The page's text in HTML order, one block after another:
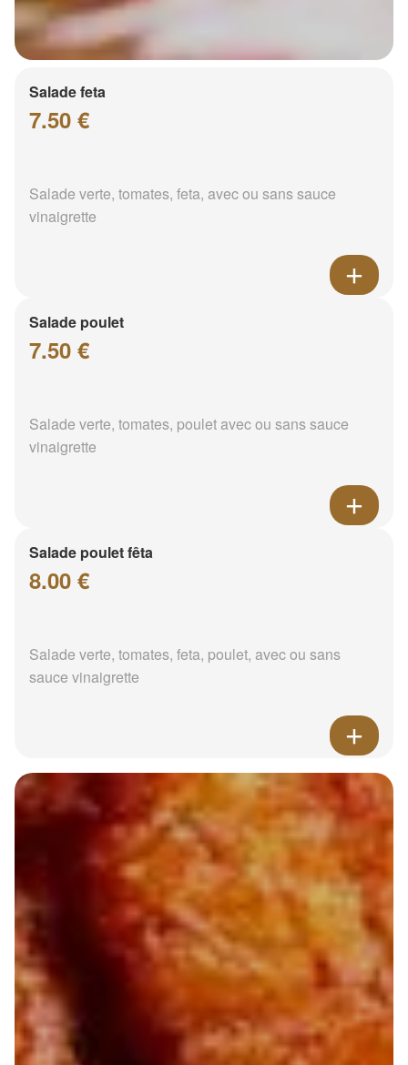
Salade feta
7.50 €
Salade verte, tomates, feta, avec ou sans sauce
vinaigrette
Salade poulet
7.50 €
Salade verte, tomates, poulet avec ou sans sauce
vinaigrette
Salade poulet fêta
8.00 €
Salade verte, tomates, feta, poulet, avec ou sans
sauce vinaigrette